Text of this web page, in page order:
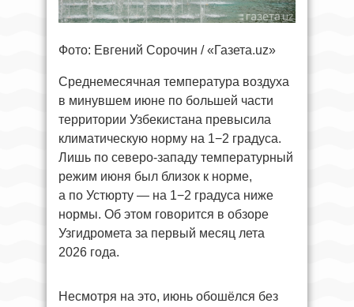
Фото: Евгений Сорочин / «Газета.uz»
Среднемесячная температура воздуха
в минувшем июне по большей части
территории Узбекистана превысила
климатическую норму на 1−2 градуса.
Лишь по северо-западу температурный
режим июня был близок к норме,
а по Устюрту — на 1−2 градуса ниже
нормы. Об этом говорится в обзоре
Узгидромета за первый месяц лета
2026 года.
Несмотря на это, июнь обошёлся без